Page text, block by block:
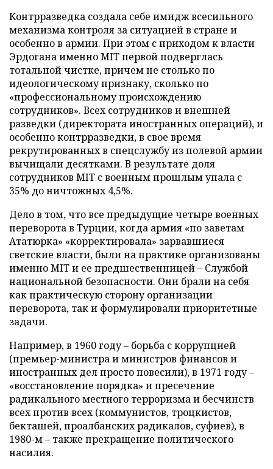
Контрразведка создала себе имидж всесильного
механизма контроля за ситуацией в стране и
особенно в армии. При этом с приходом к власти
Эрдогана именно MIT первой подверглась
тотальной чистке, причем не столько по
идеологическому признаку, сколько по
«профессиональному происхождению
сотрудников». Всех сотрудников и внешней
разведки (директората иностранных операций), и
особенно контрразведки, в свое время
рекрутированных в спецслужбу из полевой армии
вычищали десятками. В результате доля
сотрудников MIT с военным прошлым упала с
35% до ничтожных 4,5%.
Дело в том, что все предыдущие четыре военных
переворота в Турции, когда армия «по заветам
Ататюрка» «корректировала» зарвавшиеся
светские власти, были на практике организованы
именно MIT и ее предшественницей – Службой
национальной безопасности. Они брали на себя
как практическую сторону организации
переворота, так и формулировали приоритетные
задачи.
Например, в 1960 году – борьба с коррупцией
(премьер-министра и министров финансов и
иностранных дел просто повесили), в 1971 году –
«восстановление порядка» и пресечение
радикального местного терроризма и бесчинств
всех против всех (коммунистов, троцкистов,
бекташей, проалбанских радикалов, суфиев), в
1980-м – также прекращение политического
насилия.